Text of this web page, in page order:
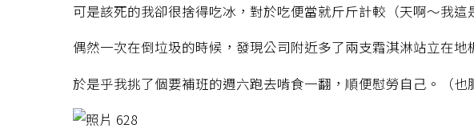
可是該死的我卻很捨得吃冰，對於吃便當就斤斤計較（天啊～我這
偶然一次在倒垃圾的時候，發現公司附近多了兩支霜淇淋站立在地
於是乎我挑了個要補班的週六跑去啃食一翻，順便慰勞自己。（也